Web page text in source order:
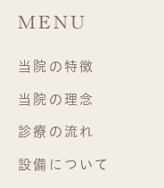
MENU
当院の特徴
当院の理念
診療の流れ
設備について